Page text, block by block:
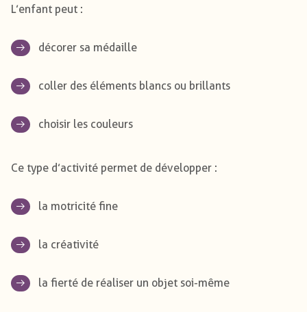
L’enfant peut :
décorer sa médaille
coller des éléments blancs ou brillants
choisir les couleurs
Ce type d’activité permet de développer :
la motricité fine
la créativité
la fierté de réaliser un objet soi-même